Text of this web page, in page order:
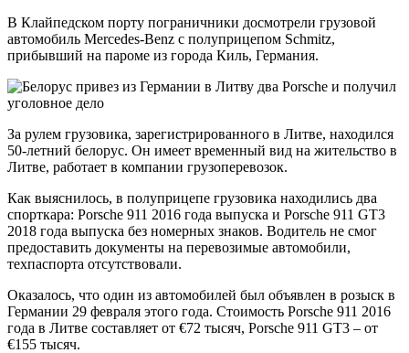
В Клайпедском порту пограничники досмотрели грузовой
автомобиль Mercedes-Benz с полуприцепом Schmitz,
прибывший на пароме из города Киль, Германия.
За рулем грузовика, зарегистрированного в Литве, находился
50-летний белорус. Он имеет временный вид на жительство в
Литве, работает в компании грузоперевозок.
Как выяснилось, в полуприцепе грузовика находились два
спорткара: Porsche 911 2016 года выпуска и Porsche 911 GT3
2018 года выпуска без номерных знаков. Водитель не смог
предоставить документы на перевозимые автомобили,
техпаспорта отсутствовали.
Оказалось, что один из автомобилей был объявлен в розыск в
Германии 29 февраля этого года. Стоимость Porsche 911 2016
года в Литве составляет от €72 тысяч, Porsche 911 GT3 – от
€155 тысяч.